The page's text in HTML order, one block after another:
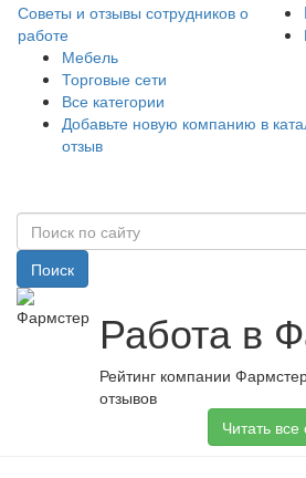
Советы и отзывы сотрудников о
работе
Мебель
Торговые сети
Все категории
Добавьте новую компанию в
отзыв
Поиск
Работа в
Рейтинг компании
отзывов
Читать все